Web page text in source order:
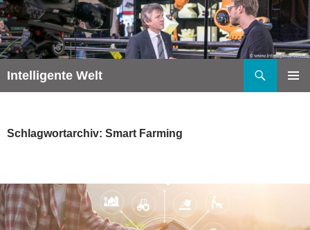
Zum
Inhalt
springen
Intelligente Welt
Schlagwortarchiv: Smart Farming